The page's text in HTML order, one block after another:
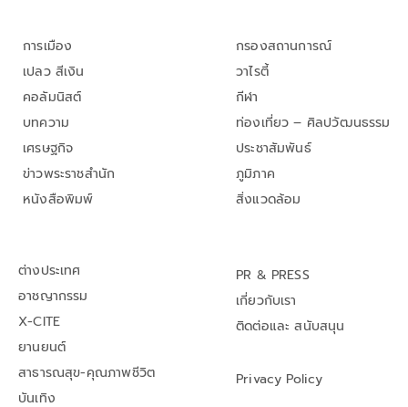
การเมือง
เปลว สีเงิน
คอลัมนิสต์
บทความ
เศรษฐกิจ
ข่าวพระราชสำนัก
หนังสือพิมพ์
กรองสถานการณ์
วาไรตี้
กีฬา
ท่องเที่ยว – ศิลปวัฒนธรรม
ประชาสัมพันธ์
ภูมิภาค
สิ่งแวดล้อม
ต่างประเทศ
อาชญากรรม
X-CITE
ยานยนต์
สาธารณสุข-คุณภาพชีวิต
บันเทิง
PR & PRESS
เกี่ยวกับเรา
ติดต่อและ สนับสนุน
Privacy Policy